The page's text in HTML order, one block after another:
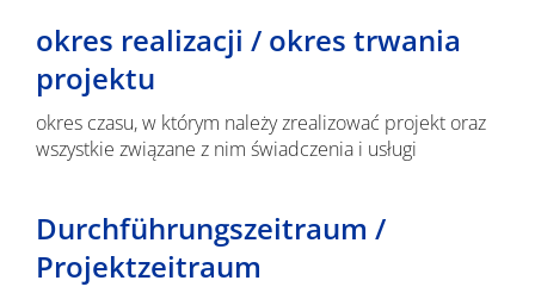
okres realizacji / okres trwania
projektu
okres czasu, w którym należy zrealizować projekt oraz
wszystkie związane z nim świadczenia i usługi
Durchführungszeitraum /
Projektzeitraum